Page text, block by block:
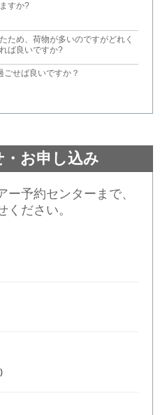
すか?
ため、荷物が多いのですがどれく
ば良いですか?
せば良いですか？
お申し込み
ー予約センターまで、
ください。